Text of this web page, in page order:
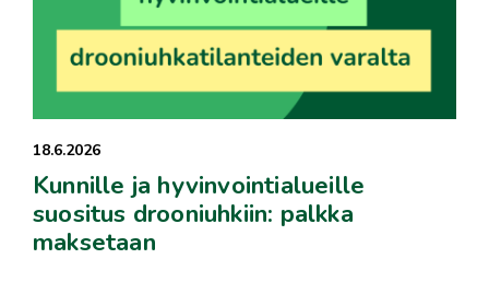
18.6.2026
Kunnille ja hyvinvointialueille
suositus drooniuhkiin: palkka
maksetaan